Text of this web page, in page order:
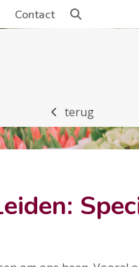
Contact
terug